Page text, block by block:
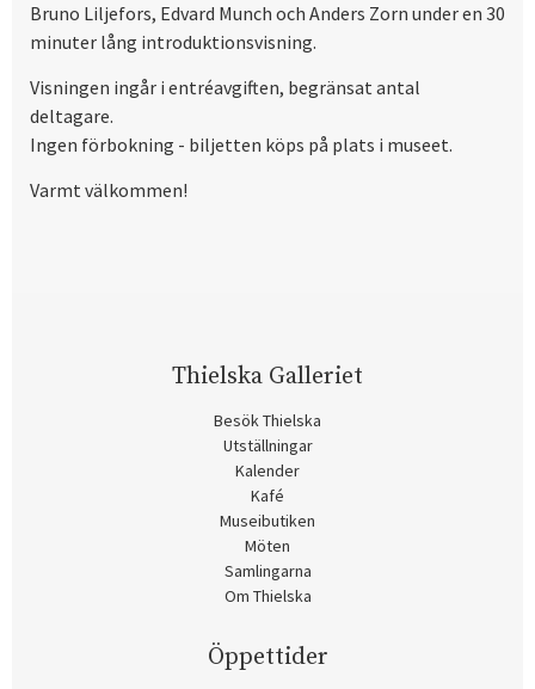
Bruno Liljefors, Edvard Munch och Anders Zorn under en 30
minuter lång introduktionsvisning.
Visningen ingår i entréavgiften, begränsat antal
deltagare.
Ingen förbokning - biljetten köps på plats i museet.
Varmt välkommen!
Thielska Galleriet
Besök Thielska
Utställningar
Kalender
Kafé
Museibutiken
Möten
Samlingarna
Om Thielska
Öppettider